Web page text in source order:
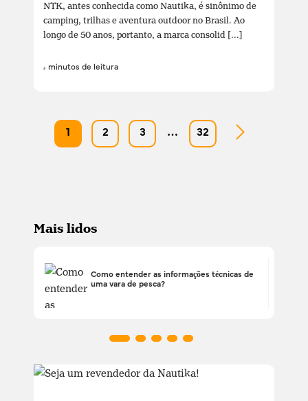
NTK, antes conhecida como Nautika, é sinônimo de
camping, trilhas e aventura outdoor no Brasil. Ao
longo de 50 anos, portanto, a marca consolid [...]
4 minutos de leitura
2 3 … 32
Mais lidos
Como entender as informações técnicas de
uma vara de pesca?